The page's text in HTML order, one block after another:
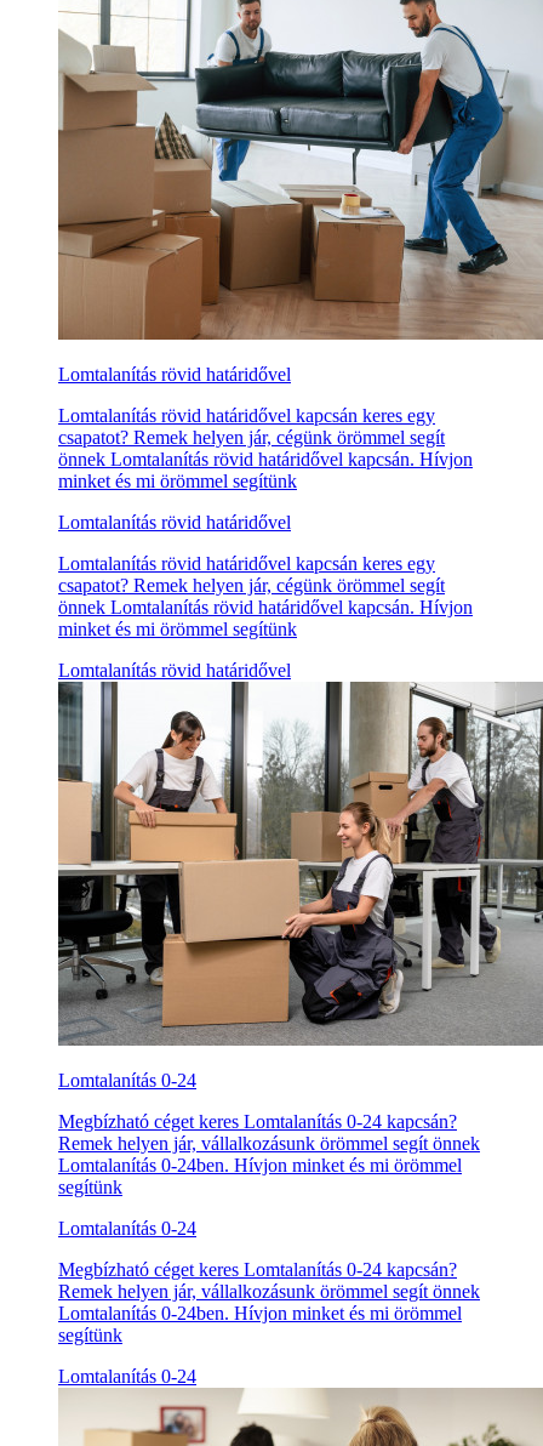
Lomtalanítás rövid határidővel
Lomtalanítás rövid határidővel kapcsán keres egy
csapatot? Remek helyen jár, cégünk örömmel segít
önnek Lomtalanítás rövid határidővel kapcsán. Hívjon
minket és mi örömmel segítünk
Lomtalanítás rövid határidővel
Lomtalanítás rövid határidővel kapcsán keres egy
csapatot? Remek helyen jár, cégünk örömmel segít
önnek Lomtalanítás rövid határidővel kapcsán. Hívjon
minket és mi örömmel segítünk
Lomtalanítás rövid határidővel
Lomtalanítás 0-24
Megbízható céget keres Lomtalanítás 0-24 kapcsán?
Remek helyen jár, vállalkozásunk örömmel segít önnek
Lomtalanítás 0-24ben. Hívjon minket és mi örömmel
segítünk
Lomtalanítás 0-24
Megbízható céget keres Lomtalanítás 0-24 kapcsán?
Remek helyen jár, vállalkozásunk örömmel segít önnek
Lomtalanítás 0-24ben. Hívjon minket és mi örömmel
segítünk
Lomtalanítás 0-24